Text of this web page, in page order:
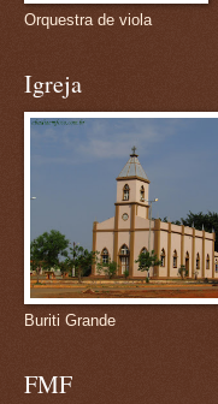
Orquestra de viola
Igreja
Buriti Grande
FMF